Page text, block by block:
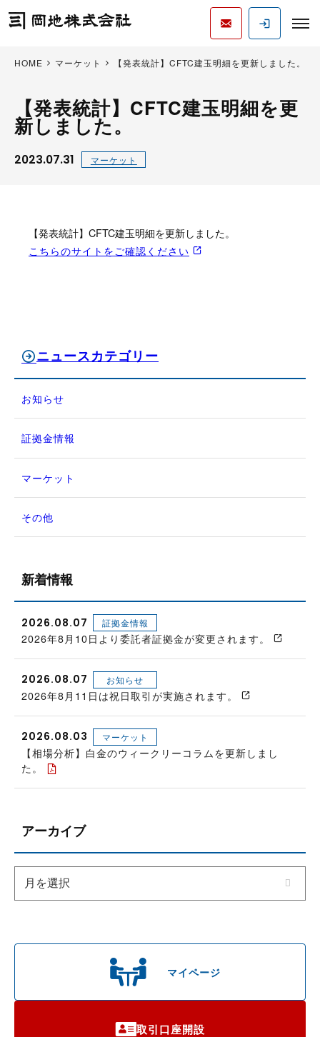
HOME マーケット 【発表統計】CFTC建玉明細を更新しました。
【発表統計】CFTC建玉明細を更
新しました。
2023.07.31 マーケット
【発表統計】CFTC建玉明細を更新しました。
こちらのサイトをご確認ください
マイページ
取引口座開設
ニュースカテゴリー
お知らせ
証拠金情報
マーケット
その他
新着情報
2026.08.07 証拠金情報
2026年8月10日より委託者証拠金が変更されます。
2026.08.07 お知らせ
2026年8月11日は祝日取引が実施されます。
2026.08.03 マーケット
【相場分析】白金のウィークリーコラムを更新しまし
た。
アーカイブ